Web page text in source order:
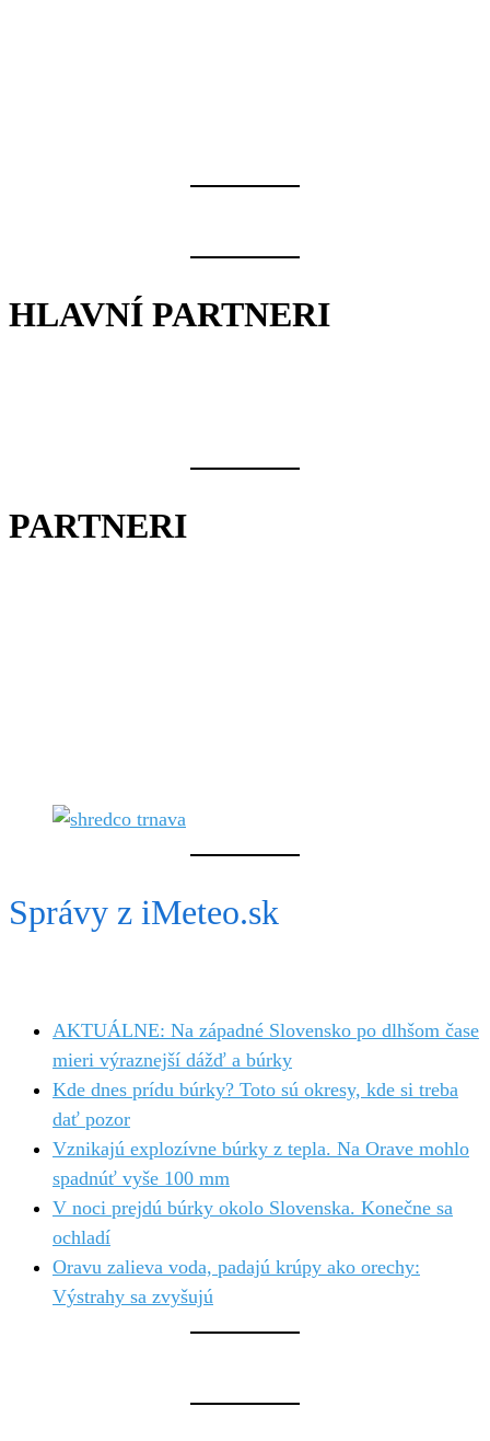
HLAVNÍ PARTNERI
PARTNERI
Správy z iMeteo.sk
AKTUÁLNE: Na západné Slovensko po dlhšom čase
mieri výraznejší dážď a búrky
Kde dnes prídu búrky? Toto sú okresy, kde si treba
dať pozor
Vznikajú explozívne búrky z tepla. Na Orave mohlo
spadnúť vyše 100 mm
V noci prejdú búrky okolo Slovenska. Konečne sa
ochladí
Oravu zalieva voda, padajú krúpy ako orechy:
Výstrahy sa zvyšujú